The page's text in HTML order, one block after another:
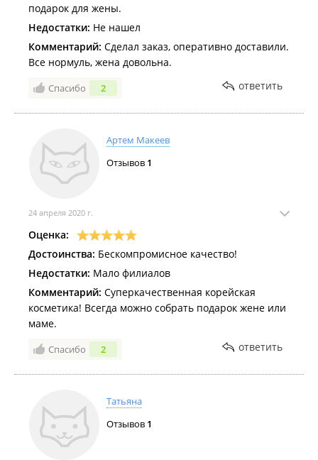
подарок для жены.
Недостатки: Не нашел
Комментарий: Сделал заказ, оперативно доставили.
Все нормуль, жена довольна.
Спасибо 2 ответить
Артем Макеев
Отзывов 1
24 апреля 2020 г.
Оценка:
Достоинства: Бескомпромисное качество!
Недостатки: Мало филиалов
Комментарий: Суперкачественная корейская
косметика! Всегда можно собрать подарок жене или
маме.
Спасибо 2 ответить
Татьяна
Отзывов 1